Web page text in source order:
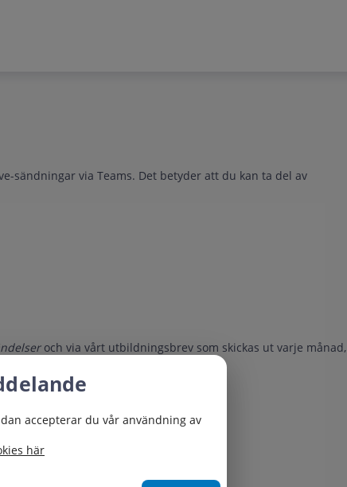
sändningar via Teams. Det betyder att du kan ta del av
och via vårt utbildningsbrev som skickas ut varje månad,
accepterar du vår användning av
här